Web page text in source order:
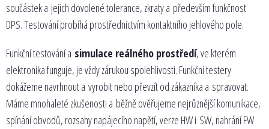
součástek a jejich dovolené tolerance, zkraty a především funkčnost
DPS. Testování probíhá prostřednictvím kontaktního jehlového pole.
Funkční testování a simulace reálného prostředí, ve kterém
elektronika funguje, je vždy zárukou spolehlivosti. Funkční testery
dokážeme navrhnout a vyrobit nebo převzít od zákazníka a spravovat.
Máme mnohaleté zkušenosti a běžně ověřujeme nejrůznější komunikace,
spínání obvodů, rozsahy napájecího napětí, verze HW i SW, nahrání FW